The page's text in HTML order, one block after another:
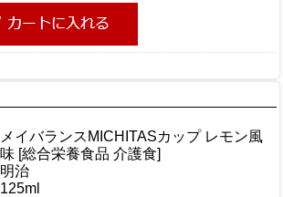
メイバランスMICHITASカップ レモン風
味 [総合栄養食品 介護食]
明治
125ml